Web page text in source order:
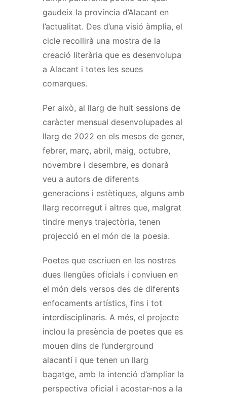
gaudeix la província d’Alacant en
l’actualitat. Des d’una visió àmplia, el
cicle recollirà una mostra de la
creació literària que es desenvolupa
a Alacant i totes les seues
comarques.
Per això, al llarg de huit sessions de
caràcter mensual desenvolupades al
llarg de 2022 en els mesos de gener,
febrer, març, abril, maig, octubre,
novembre i desembre, es donarà
veu a autors de diferents
generacions i estètiques, alguns amb
llarg recorregut i altres que, malgrat
tindre menys trajectòria, tenen
projecció en el món de la poesia.
Poetes que escriuen en les nostres
dues llengües oficials i conviuen en
el món dels versos des de diferents
enfocaments artístics, fins i tot
interdisciplinaris. A més, el projecte
inclou la presència de poetes que es
mouen dins de l’underground
alacantí i que tenen un llarg
bagatge, amb la intenció d’ampliar la
perspectiva oficial i acostar-nos a la